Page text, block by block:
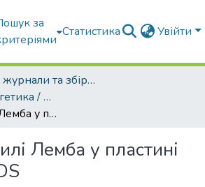
за
Статистика Увійти
Наукові журнали та збірники видань
Техніка та енергетика / Machinery & Energetics
Зворотні хвилі Лемба у пластині кристалу CDS
Лемба у пластині